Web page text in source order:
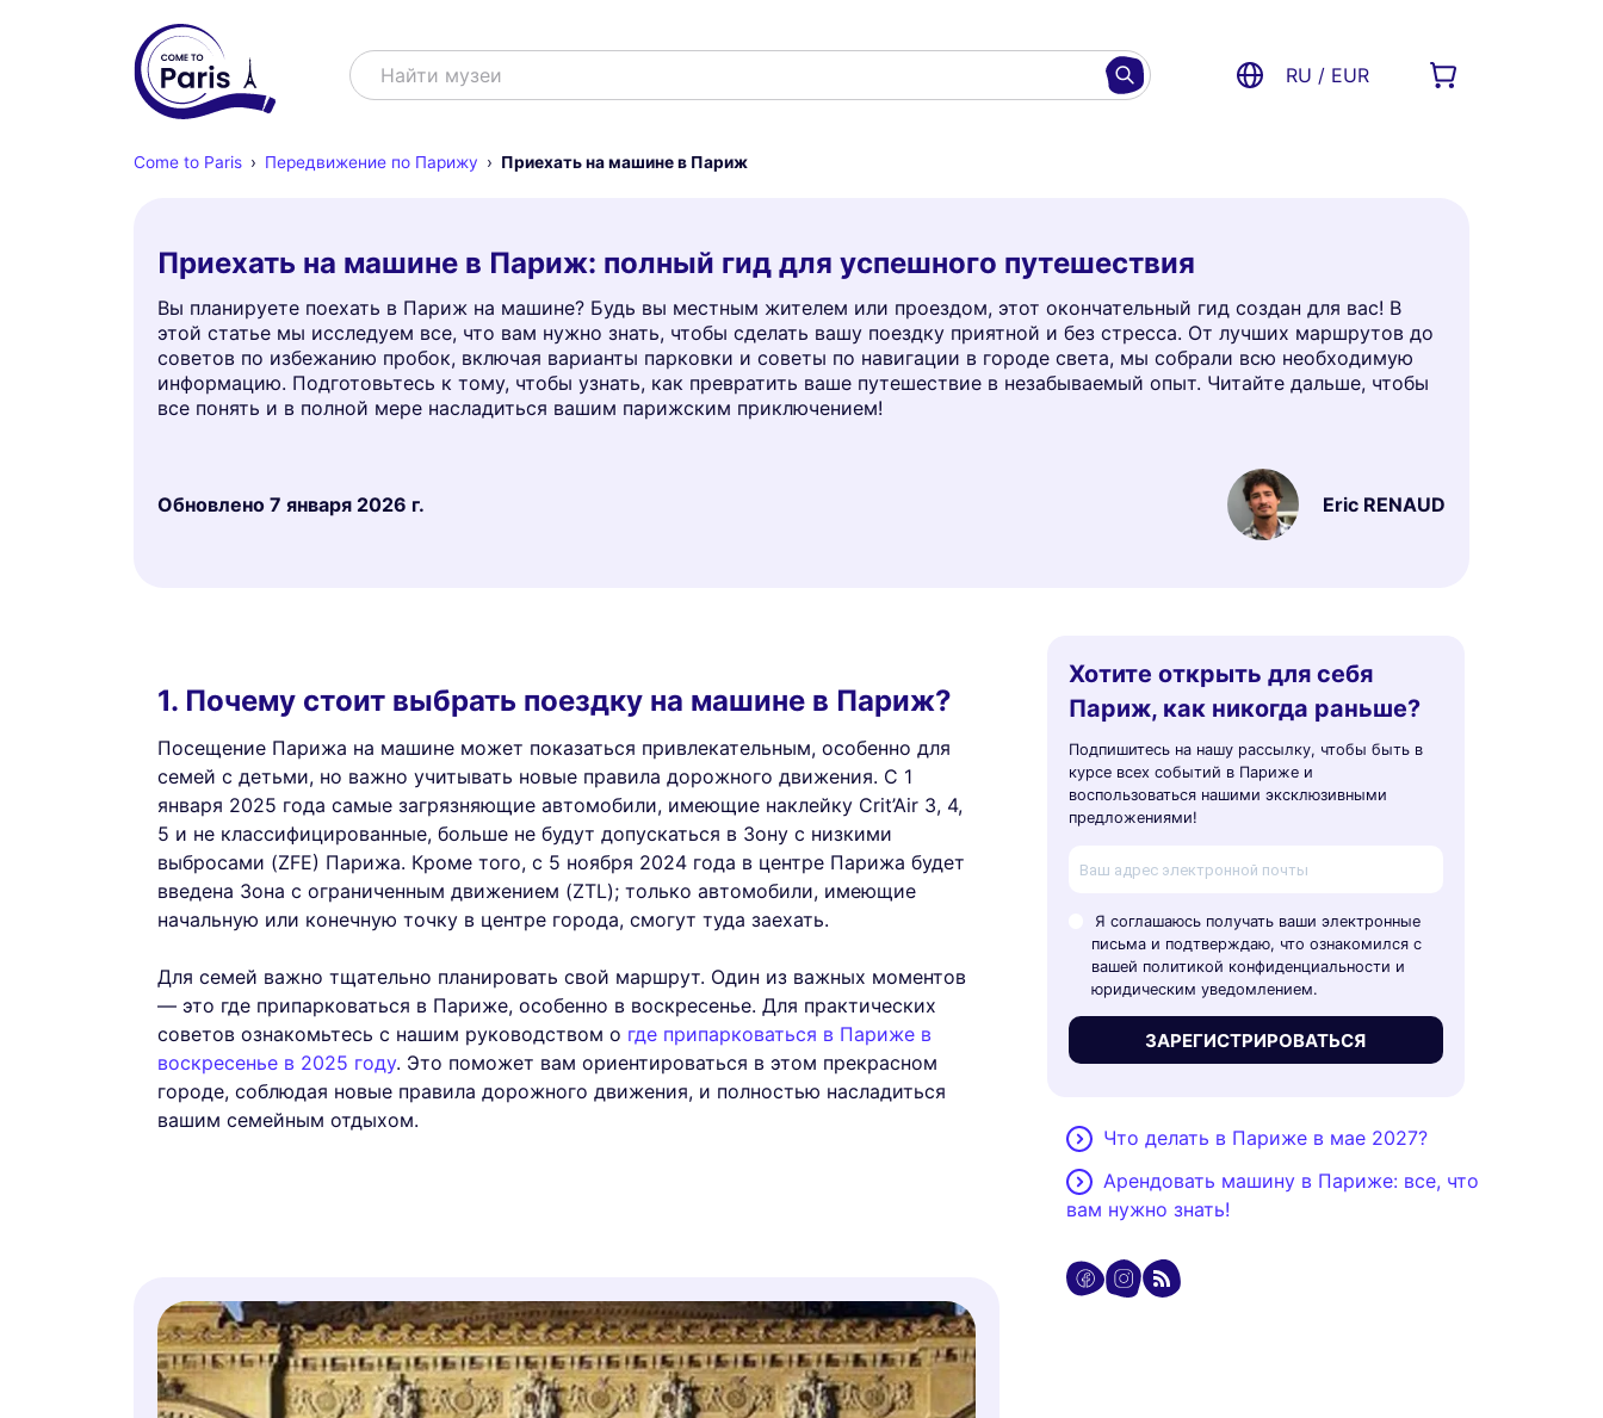
ПоискНайти шо RU / EUR
Come to Paris Передвижение по Парижу Приехать на машине в Париж
Приехать на машине в Париж: полный гид для успешного путешествия
Вы планируете поехать в Париж на машине? Будь вы местным жителем или проездом, этот окончательный гид создан для вас! В
этой статье мы исследуем все, что вам нужно знать, чтобы сделать вашу поездку приятной и без стресса. От лучших маршрутов до
советов по избежанию пробок, включая варианты парковки и советы по навигации в городе света, мы собрали всю необходимую
информацию. Подготовьтесь к тому, чтобы узнать, как превратить ваше путешествие в незабываемый опыт. Читайте дальше, чтобы
все понять и в полной мере насладиться вашим парижским приключением!
Обновлено 7 января 2026 г. Eric RENAUD
1. Почему стоит выбрать поездку на машине в Париж?
Посещение Парижа на машине может показаться привлекательным, особенно для
семей с детьми, но важно учитывать новые правила дорожного движения. С 1
января 2025 года самые загрязняющие автомобили, имеющие наклейку Crit’Air 3, 4,
5 и не классифицированные, больше не будут допускаться в Зону с низкими
выбросами (ZFE) Парижа. Кроме того, с 5 ноября 2024 года в центре Парижа будет
введена Зона с ограниченным движением (ZTL); только автомобили, имеющие
начальную или конечную точку в центре города, смогут туда заехать.
Для семей важно тщательно планировать свой маршрут. Один из важных моментов
— это где припарковаться в Париже, особенно в воскресенье. Для практических
советов ознакомьтесь с нашим руководством о где припарковаться в Париже в
воскресенье в 2025 году. Это поможет вам ориентироваться в этом прекрасном
городе, соблюдая новые правила дорожного движения, и полностью насладиться
вашим семейным отдыхом.
Хотите открыть для себя
Париж, как никогда раньше?
Подпишитесь на нашу рассылку, чтобы быть в
курсе всех событий в Париже и
воспользоваться нашими эксклюзивными
предложениями!
Я соглашаюсь получать ваши электронные
письма и подтверждаю, что ознакомился с
вашей политикой конфиденциальности и
юридическим уведомлением.
ЗАРЕГИСТРИРОВАТЬСЯ
Что делать в Париже в мае 2027?
Арендовать машину в Париже: все, что
вам нужно знать!